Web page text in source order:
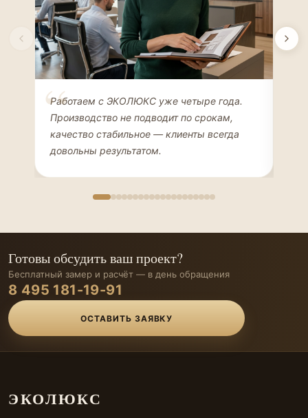
Елена Соколова
ДИЗАЙНЕР ИНТЕРЬЕРОВ
Работаем с ЭКОЛЮКС уже четыре года.
Производство не подводит по срокам,
качество стабильное — клиенты всегда
довольны результатом.
Готовы обсудить ваш проект?
Бесплатный замер и расчёт — в день обращения
8 495 181-19-91
ОСТАВИТЬ ЗАЯВКУ
ЭКОЛЮКС